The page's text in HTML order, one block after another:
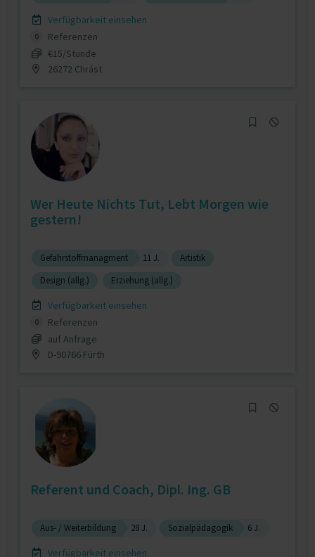
Verfügbarkeit einsehen
0
Referenzen
€15/Stunde
26272 Chrást
Wer Heute Nichts Tut, Lebt Morgen wie
gestern!
Gefahrstoffmanagment 11 J.
Artistik
Design (allg.)
Erziehung (allg.)
Verfügbarkeit einsehen
0
Referenzen
auf Anfrage
D-90766 Fürth
Referent und Coach, Dipl. Ing. GB
Aus- / Weiterbildung 28 J. Sozialpädagogik 6 J.
Verfügbarkeit einsehen